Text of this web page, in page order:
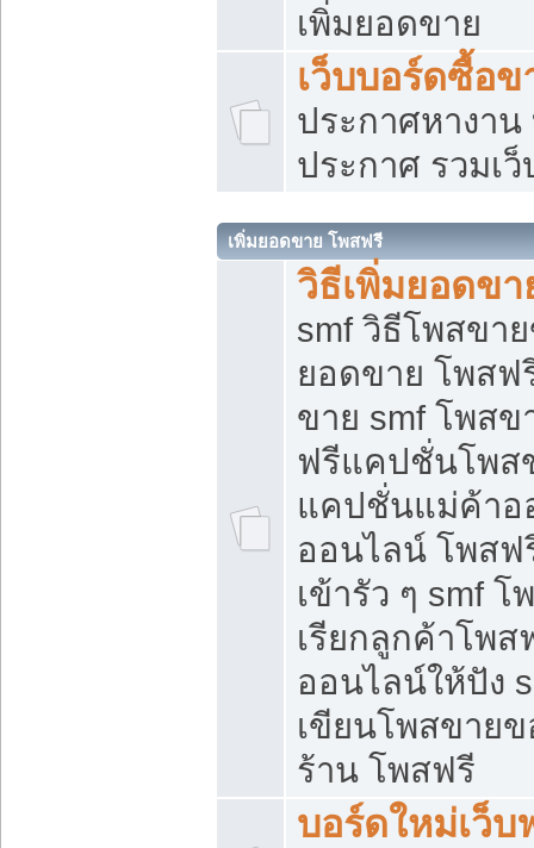
เพิ่มยอดขาย
เว็บบอร์ดซื้อข
ประกาศหางาน
ประกาศ รวมเ
เพิ่มยอดขาย โพสฟรี
วิธีเพิ่มยอดข
smf วิธีโพสขา
ยอดขาย โพสฟ
ขาย smf โพส
ฟรีแคปชั่นโพส
แคปชั่นแม่ค้า
ออนไลน์ โพสฟ
เข้ารัว ๆ smf
เรียกลูกค้าโพส
ออนไลน์ให้ปัง
เขียนโพสขาย
ร้าน โพสฟรี
บอร์ดใหม่เว็บ